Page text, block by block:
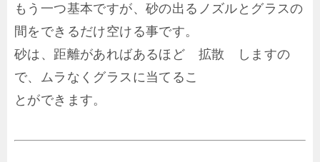
もう一つ基本ですが、砂の出るノズルとグラスの
間をできるだけ空ける事です。
砂は、距離があればあるほど 拡散 しますの
で、ムラなくグラスに当てるこ
とができます。